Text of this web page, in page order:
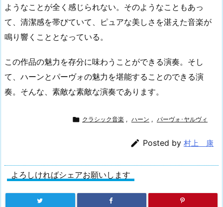
ようなことが全く感じられない。そのようなこともあっ
て、清潔感を帯びていて、ピュアな美しさを湛えた音楽が
鳴り響くこととなっている。
この作品の魅力を存分に味わうことができる演奏。そし
て、ハーンとパーヴォの魅力を堪能することのできる演
奏。そんな、素敵な素敵な演奏であります。
 クラシック音楽 , ハーン , パーヴォ･ヤルヴィ
 Posted by 村上 康
よろしければシェアお願いします